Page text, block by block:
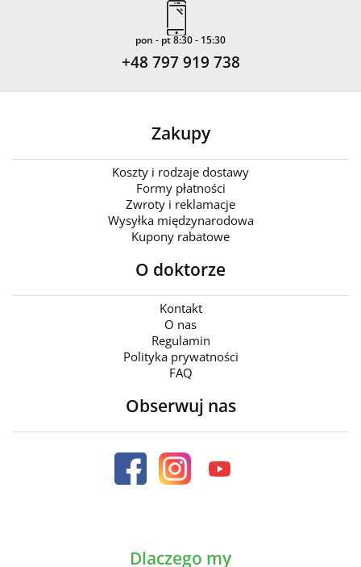
pon - pt 8:30 - 15:30
+48 797 919 738
Zakupy
Koszty i rodzaje dostawy
Formy płatności
Zwroty i reklamacje
Wysyłka międzynarodowa
Kupony rabatowe
O doktorze
Kontakt
O nas
Regulamin
Polityka prywatności
FAQ
Obserwuj nas
Dlaczego my